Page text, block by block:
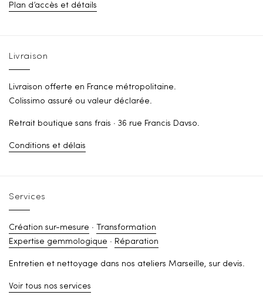
Plan d’accès et détails
Livraison
Livraison offerte en France métropolitaine.
Colissimo assuré ou valeur déclarée.
Retrait boutique sans frais · 36 rue Francis Davso.
Conditions et délais
Services
Création sur-mesure · Transformation
Expertise gemmologique · Réparation
Entretien et nettoyage dans nos ateliers Marseille, sur devis.
Voir tous nos services